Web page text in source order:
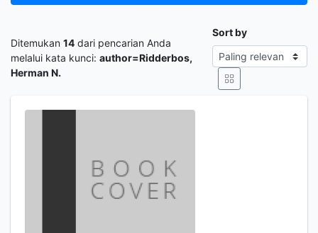
Ditemukan 14 dari pencarian Anda
melalui kata kunci: author=Ridderbos,
Herman N.
Sort by